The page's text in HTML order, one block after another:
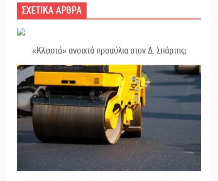
ΣΧΕΤΙΚΑ ΑΡΘΡΑ
«Κλειστά» ανοιχτά προαύλια στον Δ. Σπάρτης;